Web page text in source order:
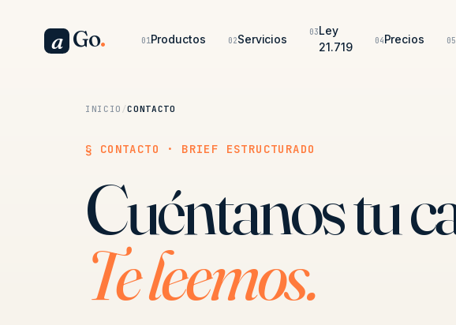
a Go. 01 Productos 02Servicios 03Ley
21.719
04Precios 05
INICIO /CONTACTO
§ CONTACTO · BRIEF ESTRUCTURADO
Cuéntanos tu
Te leemos.